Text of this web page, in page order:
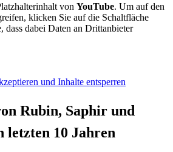
von YouTube. Um auf den
klicken Sie auf die Schaltfläche
dass dabei Daten an Drittanbieter
und Inhalte entsperren
Rubin, Saphir und
letzten 10 Jahren